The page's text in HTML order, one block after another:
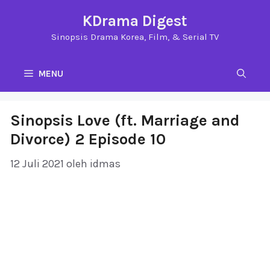
KDrama Digest
Sinopsis Drama Korea, Film, & Serial TV
MENU
Sinopsis Love (ft. Marriage and
Divorce) 2 Episode 10
12 Juli 2021 oleh idmas